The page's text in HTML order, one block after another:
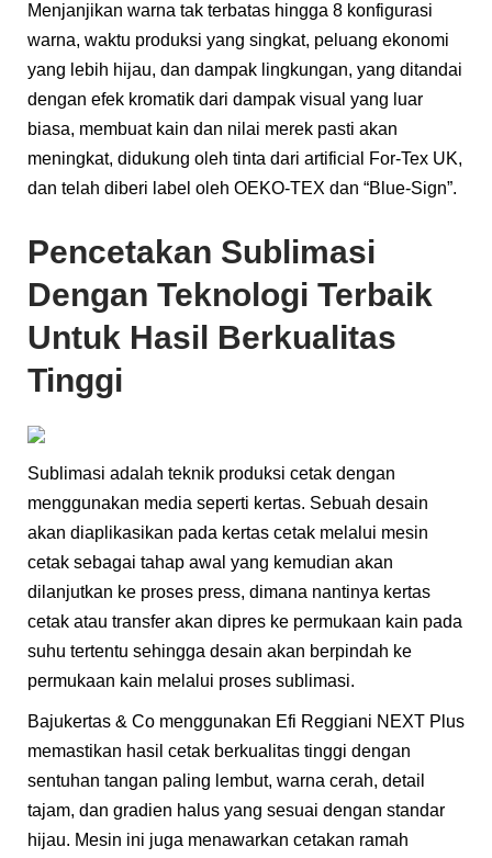
Menjanjikan warna tak terbatas hingga 8 konfigurasi
warna, waktu produksi yang singkat, peluang ekonomi
yang lebih hijau, dan dampak lingkungan, yang ditandai
dengan efek kromatik dari dampak visual yang luar
biasa, membuat kain dan nilai merek pasti akan
meningkat, didukung oleh tinta dari artificial For-Tex UK,
dan telah diberi label oleh OEKO-TEX dan “Blue-Sign”.
Pencetakan Sublimasi
Dengan Teknologi Terbaik
Untuk Hasil Berkualitas
Tinggi
Sublimasi adalah teknik produksi cetak dengan
menggunakan media seperti kertas. Sebuah desain
akan diaplikasikan pada kertas cetak melalui mesin
cetak sebagai tahap awal yang kemudian akan
dilanjutkan ke proses press, dimana nantinya kertas
cetak atau transfer akan dipres ke permukaan kain pada
suhu tertentu sehingga desain akan berpindah ke
permukaan kain melalui proses sublimasi.
Bajukertas & Co menggunakan Efi Reggiani NEXT Plus
memastikan hasil cetak berkualitas tinggi dengan
sentuhan tangan paling lembut, warna cerah, detail
tajam, dan gradien halus yang sesuai dengan standar
hijau. Mesin ini juga menawarkan cetakan ramah